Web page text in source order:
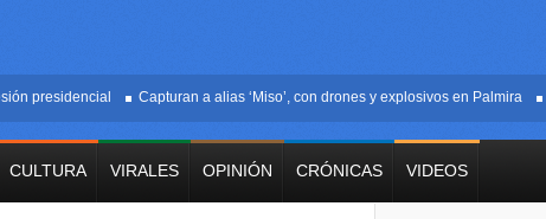
Capturan a alias ‘Miso’, con drones y explosivos en Palmira La
CULTURA VIRALES OPINIÓN CRÓNICAS VIDEOS